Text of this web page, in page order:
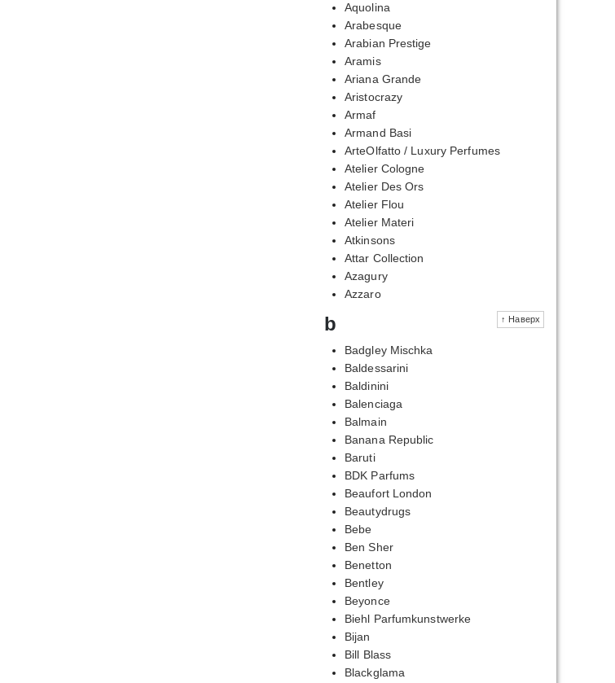
Aquolina
Arabesque
Arabian Prestige
Aramis
Ariana Grande
Aristocrazy
Armaf
Armand Basi
ArteOlfatto / Luxury Perfumes
Atelier Cologne
Atelier Des Ors
Atelier Flou
Atelier Materi
Atkinsons
Attar Collection
Azagury
Azzaro
↑ Наверх
b
Badgley Mischka
Baldessarini
Baldinini
Balenciaga
Balmain
Banana Republic
Baruti
BDK Parfums
Beaufort London
Beautydrugs
Bebe
Ben Sher
Benetton
Bentley
Beyonce
Biehl Parfumkunstwerke
Bijan
Bill Blass
Blackglama